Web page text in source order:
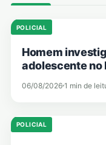
POLICIAL
Homem
adolescente no
06/08/2026 1 min de
POLICIAL